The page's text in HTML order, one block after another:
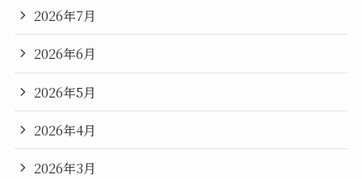
2026年7月
2026年6月
2026年5月
2026年4月
2026年3月